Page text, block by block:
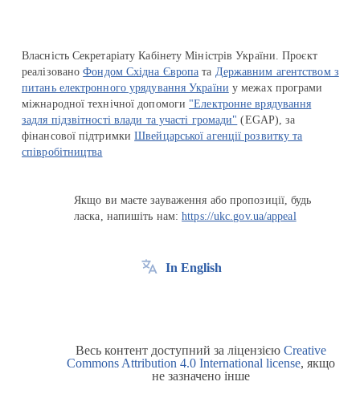
Власність Секретаріату Кабінету Міністрів України. Проєкт
реалізованоФондом Східна Європа та Державним агентством з
питань електронного урядування України у межах програми
міжнародної технічної допомоги "Електронне врядування
задля підзвітності влади та участі громади" (EGAP), за
фінансової підтримкиШвейцарської агенції розвитку та
співробітництва
Якщо ви маєте зауваження або пропозиції, будь
ласка, напишіть нам:https://ukc.gov.ua/appeal
In English
Весь контент доступний за ліцензією Creative
Commons Attribution 4.0 International license, якщо
не зазначено інше